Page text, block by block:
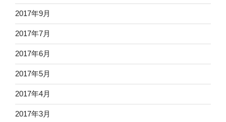
2017年9月
2017年7月
2017年6月
2017年5月
2017年4月
2017年3月